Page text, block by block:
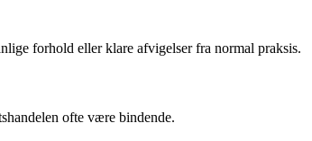
forhold eller klare afvigelser fra normal praksis.
ofte være bindende.